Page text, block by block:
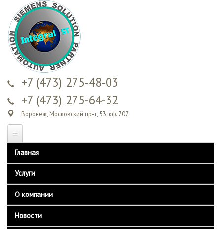
содержанию
+7 (473) 275-48-03
+7 (473) 275-64-32
Воронеж, Московский пр-т, 53, оф. 707
Главная
Услуги
Обучение
Сервисное обслуживание
Конвейерные весы SIEMENS Milltronics
О компании
Контакты
Новости